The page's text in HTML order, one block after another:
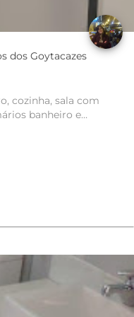
Centro - Campos dos Goytacazes
cozinha, sala com
banheiro e